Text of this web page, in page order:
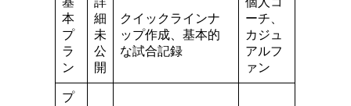
本
プ
ラ
ン
細
未
公
開
クイックラインナ
ップ作成、基本的
な試合記録
ーチ、
カジュ
アルフ
ァン
プ